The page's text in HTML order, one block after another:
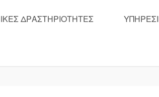
ΔΡΑΣΤΗΡΙΟΤΗΤΕΣ